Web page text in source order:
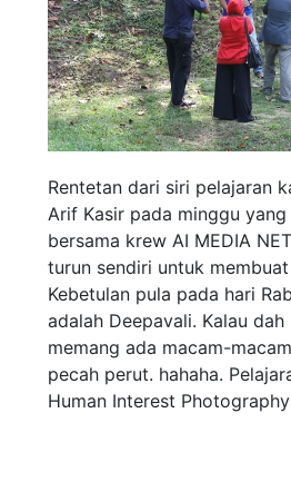
Rentetan dari siri pelajaran
Arif Kasir pada minggu yang
bersama krew AI MEDIA
turun sendiri untuk
Kebetulan pula pada hari
adalah Deepavali. Kalau
memang ada macam-
pecah perut. hahaha.
Human Interest